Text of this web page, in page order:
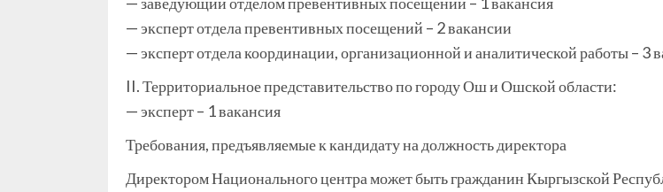
— эксперт отдела превентивных посещений – 2 вакансии
— эксперт отдела координации, организационной и аналитической работы – 3
II. Территориальное представительство по городу Ош и Ошской области:
— эксперт – 1 вакансия
Требования, предъявляемые к кандидату на должность директора
Директором Национального центра может быть гражданин Кыргызской